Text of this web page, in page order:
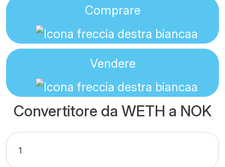
Comprare
Vendere
Convertitore da WETH a NOK